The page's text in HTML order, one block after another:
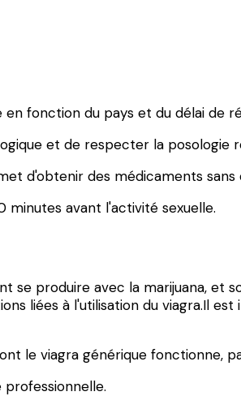
fonction du pays et du délai de
et de respecter la posologie
d'obtenir des médicaments sans
avant l'activité sexuelle.
se produire avec la marijuana, et
liées à l'utilisation du viagra.Il
le viagra générique fonctionne,